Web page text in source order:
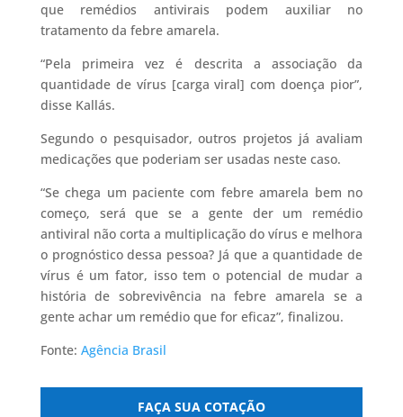
que remédios antivirais podem auxiliar no
tratamento da febre amarela.
“Pela primeira vez é descrita a associação da
quantidade de vírus [carga viral] com doença pior”,
disse Kallás.
Segundo o pesquisador, outros projetos já avaliam
medicações que poderiam ser usadas neste caso.
“Se chega um paciente com febre amarela bem no
começo, será que se a gente der um remédio
antiviral não corta a multiplicação do vírus e melhora
o prognóstico dessa pessoa? Já que a quantidade de
vírus é um fator, isso tem o potencial de mudar a
história de sobrevivência na febre amarela se a
gente achar um remédio que for eficaz”, finalizou.
Fonte: Agência Brasil
FAÇA SUA COTAÇÃO